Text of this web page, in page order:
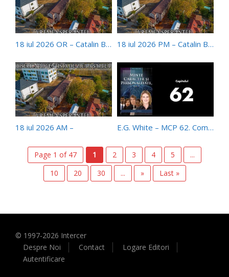
18 iul 2026 OR – Catalin Bancau 18 iul 2026 PM – Catalin Bancau
18 iul 2026 AM – E.G. White – MCP 62. Comunicarea
Page 1 of 47 1 2 3 4 5
...
10
20 30 ... » Last »
© 1997-2026 Intercer
Despre Noi
Contact
Logare Editori
Autentificare